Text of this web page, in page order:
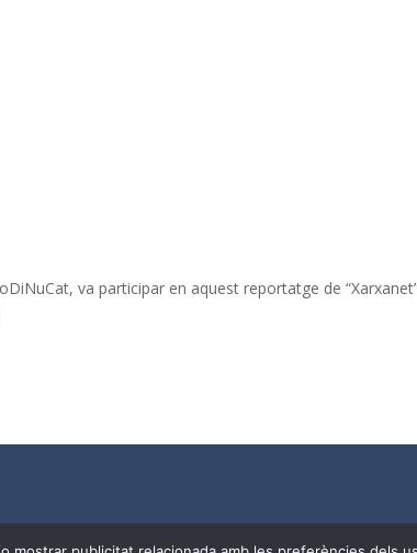
va participar en aquest reportatge de
els drets reservats aCoDiNuCat |Avís legal|Avís